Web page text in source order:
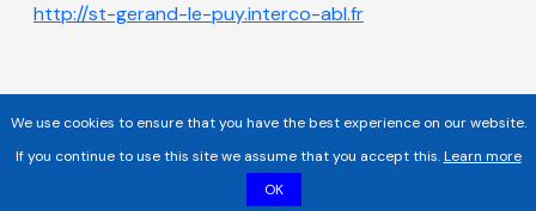
http://st-gerand-le-puy.interco-abl.fr
We use cookies to ensure that you have the best experience on our website.
If you continue to use this site we assume that you accept this.Learn more
OK